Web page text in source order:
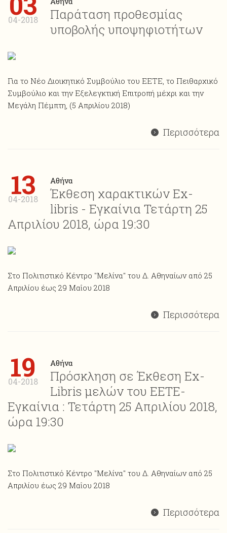
04-2018
Παράταση προθεσμίας
υποβολής υποψηφιοτήτων
Για το Νέο Διοικητικό Συμβούλιο του ΕΕΤΕ, το Πειθαρχικό
Συμβούλιο και την Εξελεγκτική Επιτροπή μέχρι και την
Μεγάλη Πέμπτη, (5 Απριλίου 2018)
Περισσότερα
13
04-2018
Αθήνα
Έκθεση χαρακτικών Ex-
libris - Εγκαίνια Τετάρτη 25
Απριλίου 2018, ώρα 19:30
Στο Πολιτιστικό Κέντρο "Μελίνα" του Δ. Αθηναίων από 25
Απριλίου έως 29 Μαΐου 2018
Περισσότερα
19
04-2018
Αθήνα
Πρόσκληση σε Έκθεση Ex-
Libris μελών του ΕΕΤΕ-
Εγκαίνια : Τετάρτη 25 Απριλίου 2018,
ώρα 19:30
Στο Πολιτιστικό Κέντρο "Μελίνα" του Δ. Αθηναίων από 25
Απριλίου έως 29 Μαΐου 2018
Περισσότερα